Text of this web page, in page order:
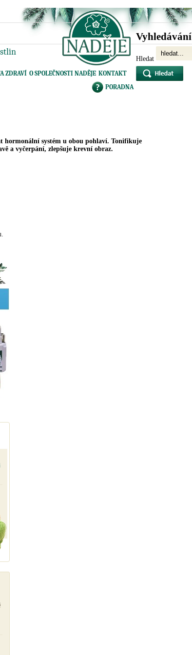
Vyhledávání
Hledat
ZDRAVÍ O SPOLEČNOSTI NADĚJE KONTAKT
PORADNA
hormonální systém u obou pohlaví. Tonifikuje
a vyčerpání, zlepšuje krevní obraz.